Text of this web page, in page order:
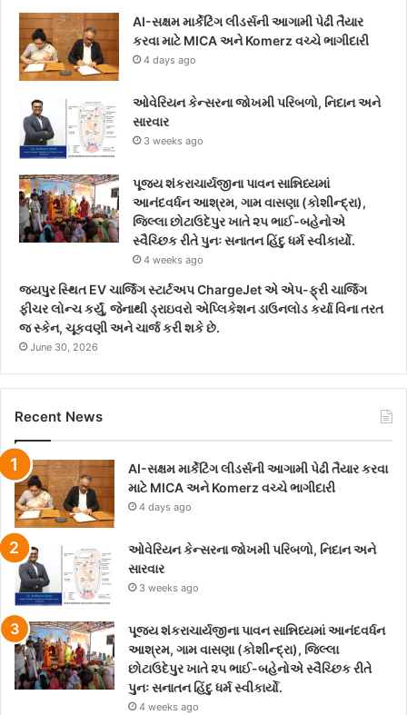
AI-સક્ષમ માર્કેટિંગ લીડર્સની આગામી પેઢી તૈયાર
કરવા માટે MICA અને Komerz વચ્ચે ભાગીદારી
4 days ago
ઓવેરિયન કેન્સરના જોખમી પરિબળો, નિદાન અને
સારવાર
3 weeks ago
પૂજ્ય શંકરાચાર્યજીના પાવન સાન્નિધ્યમાં
આનંદવર્ધન આશ્રમ, ગામ વાસણા (કોશીન્દ્રા),
જિલ્લા છોટાઉદેપુર ખાતે ૨૫ ભાઈ-બહેનોએ
સ્વૈચ્છિક રીતે પુનઃ સનાતન હિંદુ ધર્મ સ્વીકાર્યો.
4 weeks ago
જયપુર સ્થિત EV ચાર્જિંગ સ્ટાર્ટઅપ ChargeJet એ એપ-ફ્રી ચાર્જિંગ
ફીચર લોન્ચ કર્યું, જેનાથી ડ્રાઇવરો એપ્લિકેશન ડાઉનલોડ કર્યા વિના તરત
જ સ્કેન, ચૂકવણી અને ચાર્જ કરી શકે છે.
June 30, 2026
Recent News
AI-સક્ષમ માર્કેટિંગ લીડર્સની આગામી પેઢી તૈયાર કરવા
માટે MICA અને Komerz વચ્ચે ભાગીદારી
4 days ago
ઓવેરિયન કેન્સરના જોખમી પરિબળો, નિદાન અને
સારવાર
3 weeks ago
પૂજ્ય શંકરાચાર્યજીના પાવન સાન્નિધ્યમાં આનંદવર્ધન
આશ્રમ, ગામ વાસણા (કોશીન્દ્રા), જિલ્લા
છોટાઉદેપુર ખાતે ૨૫ ભાઈ-બહેનોએ સ્વૈચ્છિક રીતે
પુનઃ સનાતન હિંદુ ધર્મ સ્વીકાર્યો.
4 weeks ago